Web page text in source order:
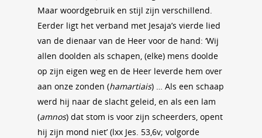
Maar woordgebruik en stijl zijn verschillend.
Eerder ligt het verband met Jesaja’s vierde lied
van de dienaar van de Heer voor de hand: ‘Wij
allen doolden als schapen, (elke) mens doolde
op zijn eigen weg en de Heer leverde hem over
aan onze zonden (hamartiais) … Als een schaap
werd hij naar de slacht geleid, en als een lam
(amnos) dat stom is voor zijn scheerders, opent
hij zijn mond niet’ (lxx Jes. 53,6v; volgorde